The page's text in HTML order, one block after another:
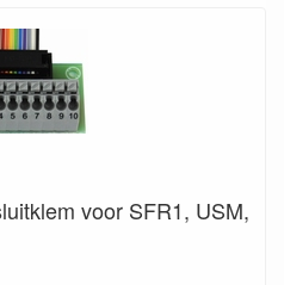
voor SFR1, USM,